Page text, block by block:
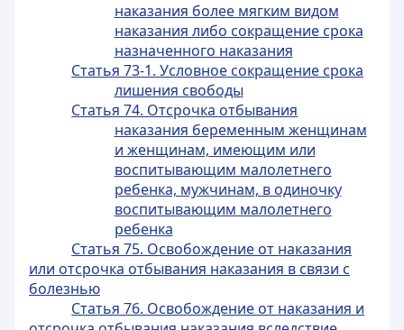
наказания более мягким видом
наказания либо сокращение срока
назначенного наказания
Статья 73-1. Условное сокращение срока
лишения свободы
Статья 74. Отсрочка отбывания
наказания беременным женщинам
и женщинам, имеющим или
воспитывающим малолетнего
ребенка, мужчинам, в одиночку
воспитывающим малолетнего
ребенка
Статья 75. Освобождение от наказания
или отсрочка отбывания наказания в связи с
болезнью
Статья 76. Освобождение от наказания и